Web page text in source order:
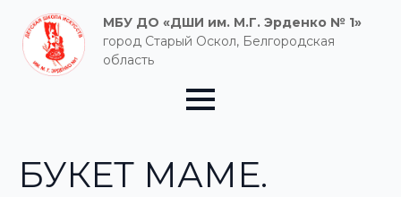
МБУ ДО «ДШИ им. М.Г. Эрденко № 1»
город Старый Оскол, Белгородская
область
БУКЕТ МАМЕ.